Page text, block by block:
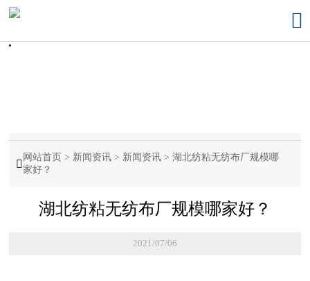


网站首页 > 新闻资讯 > 新闻资讯 >湖北纺粘无纺布厂规模哪
家好？
湖北纺粘无纺布厂规模哪家好？
2021/07/06